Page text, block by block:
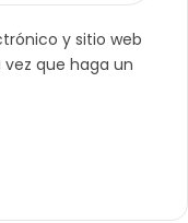
y sitio web
que haga un